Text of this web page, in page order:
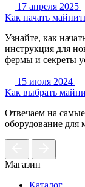
17 апреля 2025
Как начать
Узнайте, как
инструкция для
фермы и секреты
15 июля 2024
Как выбрать
Отвечаем на
оборудование для
Магазин
Каталог